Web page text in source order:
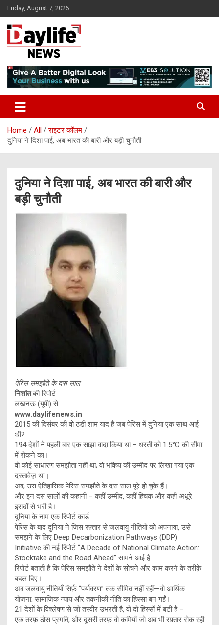
Skip
to
content
Friday, August 7, 2026
daylifenews
Home All
राइटर कॉलम
दुनिया ने दिशा पाई, अब भारत की बारी और बड़ी चुनौती
दुनिया ने दिशा पाई, अब भारत की बारी और
बड़ी चुनौती
पेरिस समझौते के दस साल
निशांतकी रिपोर्ट
लखनऊ (यूपी) से
www.daylifenews.in
2015 की दिसंबर की वो ठंडी शाम याद है जब पेरिस में दुनिया एक साथ आई
थी?
194 देशों ने पहली बार एक साझा वादा किया था – धरती को 1.5°C की सीमा
में रोकने का।
वो कोई साधारण समझौता नहीं था; वो भविष्य की उम्मीद पर लिखा गया एक
दस्तावेज़ था।
अब, उस ऐतिहासिक पेरिस समझौते के दस साल पूरे हो चुके हैं।
और इन दस सालों की कहानी – कहीं उम्मीद, कहीं हिचक और कहीं अधूरे
इरादों से भरी है।
दुनिया के नाम एक रिपोर्ट कार्ड
पेरिस के बाद दुनिया ने जिस रफ़्तार से जलवायु नीतियों को अपनाया, उसे
समझने के लिए Deep Decarbonization Pathways (DDP)
Initiative की नई रिपोर्ट “A Decade of National Climate Action:
Stocktake and the Road Ahead” सामने आई है।
रिपोर्ट बताती है कि पेरिस समझौते ने देशों के सोचने और काम करने के तरीक़े
बदल दिए।
अब जलवायु नीतियाँ सिर्फ़ “पर्यावरण” तक सीमित नहीं रहीं—वो आर्थिक
योजना, सामाजिक न्याय और तकनीकी नीति का हिस्सा बन गईं।
21 देशों के विश्लेषण से जो तस्वीर उभरती है, वो दो हिस्सों में बंटी है –
एक तरफ़ ठोस प्रगति, और दूसरी तरफ़ वो कमियाँ जो अब भी रफ़्तार रोक रही